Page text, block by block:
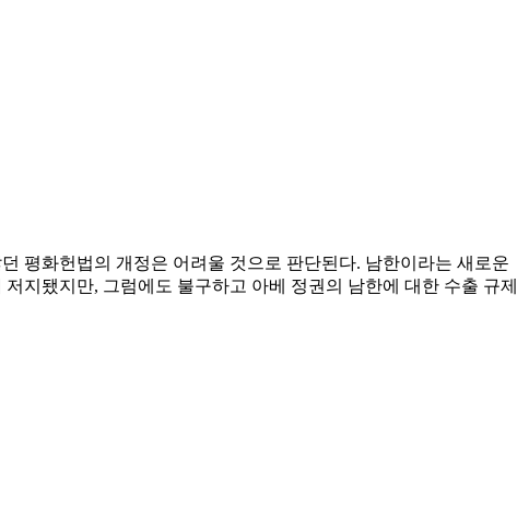
평화헌법의 개정은 어려울 것으로 판단된다. 남한이라는 새로운
지됐지만, 그럼에도 불구하고 아베 정권의 남한에 대한 수출 규제